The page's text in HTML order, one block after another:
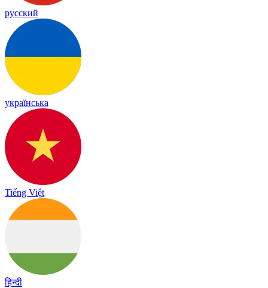
русский
українська
Tiếng Việt
हिन्दी